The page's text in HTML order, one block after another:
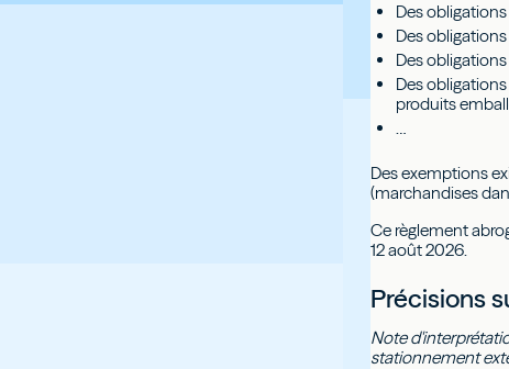
Des
Des
Des
Des
produits
Des exemptions
(marchandises
Ce règlement
12 août 2026.
Précisions
Note
stationnement